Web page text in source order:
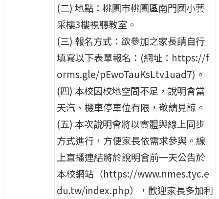
(二) 地點：桃園市桃園區南門國小藝
采樓3樓視聽教室。
(三) 報名方式：欲參加之家長請自行
填寫以下表單報名：(網址：https://f
orms.gle/pEwoTauKsLtv1uad7)。
(四) 本校因校地空間不足，說明會當
天汽、機車停車位有限，敬請見諒。
(五) 本次說明會將以實體與線上同步
方式進行，方便家長依需求參與。線
上直播連結將於說明會前一天公告於
本校網站（https://www.nmes.tyc.e
du.tw/index.php），歡迎家長多加利